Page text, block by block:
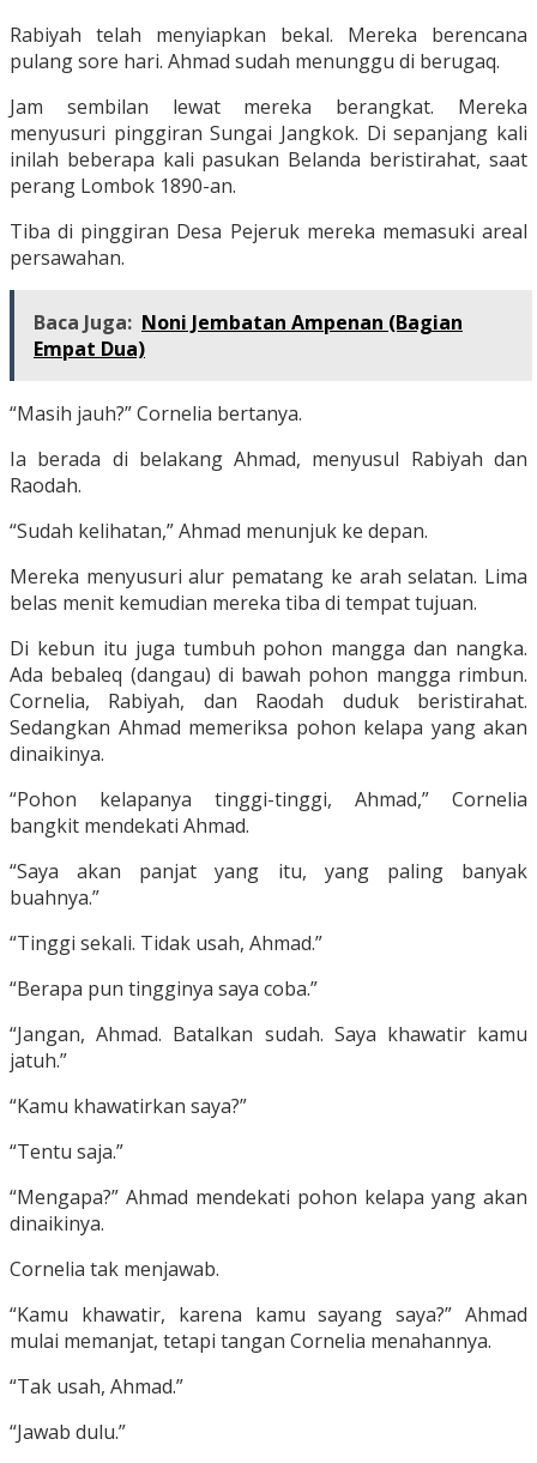
Rabiyah telah menyiapkan bekal. Mereka berencana
pulang sore hari. Ahmad sudah menunggu di berugaq.
Jam sembilan lewat mereka berangkat. Mereka
menyusuri pinggiran Sungai Jangkok. Di sepanjang kali
inilah beberapa kali pasukan Belanda beristirahat, saat
perang Lombok 1890-an.
Tiba di pinggiran Desa Pejeruk mereka memasuki areal
persawahan.
Baca Juga: Noni Jembatan Ampenan (Bagian
Empat Dua)
“Masih jauh?” Cornelia bertanya.
Ia berada di belakang Ahmad, menyusul Rabiyah dan
Raodah.
“Sudah kelihatan,” Ahmad menunjuk ke depan.
Mereka menyusuri alur pematang ke arah selatan. Lima
belas menit kemudian mereka tiba di tempat tujuan.
Di kebun itu juga tumbuh pohon mangga dan nangka.
Ada bebaleq (dangau) di bawah pohon mangga rimbun.
Cornelia, Rabiyah, dan Raodah duduk beristirahat.
Sedangkan Ahmad memeriksa pohon kelapa yang akan
dinaikinya.
“Pohon kelapanya tinggi-tinggi, Ahmad,” Cornelia
bangkit mendekati Ahmad.
“Saya akan panjat yang itu, yang paling banyak
buahnya.”
“Tinggi sekali. Tidak usah, Ahmad.”
“Berapa pun tingginya saya coba.”
“Jangan, Ahmad. Batalkan sudah. Saya khawatir kamu
jatuh.”
“Kamu khawatirkan saya?”
“Tentu saja.”
“Mengapa?” Ahmad mendekati pohon kelapa yang akan
dinaikinya.
Cornelia tak menjawab.
“Kamu khawatir, karena kamu sayang saya?” Ahmad
mulai memanjat, tetapi tangan Cornelia menahannya.
“Tak usah, Ahmad.”
“Jawab dulu.”